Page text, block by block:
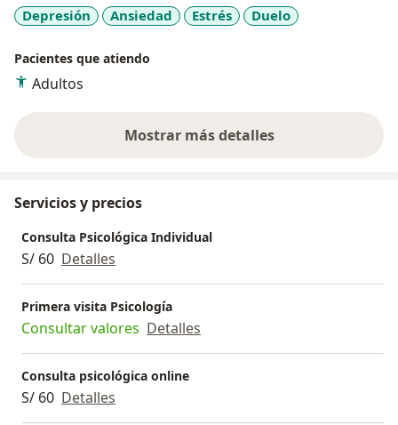
Depresión Ansiedad Estrés Duelo
Pacientes que atiendo
Adultos
Mostrar más detalles
sobre la experiencia
Servicios y precios
Consulta Psicológica Individual
S/ 60 Detalles
Primera visita Psicología
Consultar valores Detalles
Consulta psicológica online
S/ 60 Detalles